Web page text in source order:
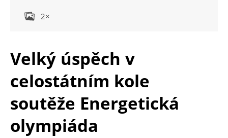
2×
Velký úspěch v
celostátním kole
soutěže Energetická
olympiáda